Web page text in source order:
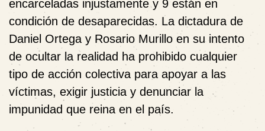
encarceladas injustamente y 9 están en
condición de desaparecidas. La dictadura de
Daniel Ortega y Rosario Murillo en su intento
de ocultar la realidad ha prohibido cualquier
tipo de acción colectiva para apoyar a las
víctimas, exigir justicia y denunciar la
impunidad que reina en el país.